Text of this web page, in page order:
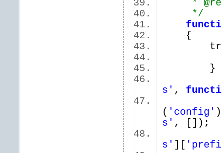
*
*/
{
}
s' ,
( 'config'
s' , []);
s'